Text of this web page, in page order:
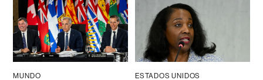
MUNDO ESTADOS UNIDOS